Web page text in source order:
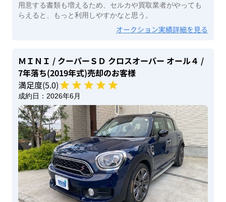
用意する書類も増えるため、セルカや買取業者がやっても
らえると、もっと利用しやすかなと思う。
オークション実績詳細を見る
ＭＩＮＩ / クーパーＳＤ クロスオーバー オール４ /
7年落ち(2019年式)売却のお客様
満足度(5.0)
成約日： 2026年6月